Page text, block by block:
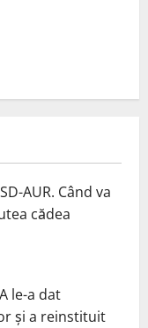
AUR. Când va
cădea
le-a dat
și a reinstituit